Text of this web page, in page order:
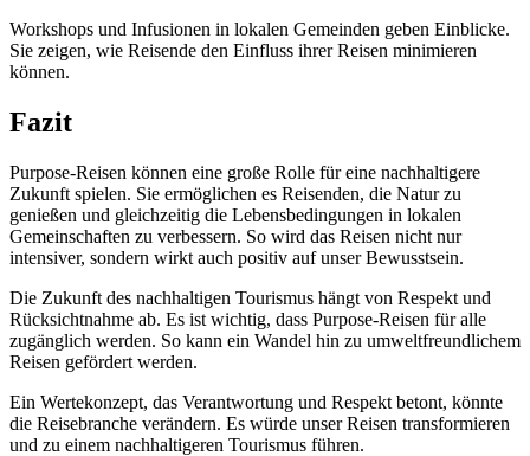
Workshops und Infusionen in lokalen Gemeinden geben Einblicke.
Sie zeigen, wie Reisende den Einfluss ihrer Reisen minimieren
können.
Fazit
Purpose-Reisen können eine große Rolle für eine nachhaltigere
Zukunft spielen. Sie ermöglichen es Reisenden, die Natur zu
genießen und gleichzeitig die Lebensbedingungen in lokalen
Gemeinschaften zu verbessern. So wird das Reisen nicht nur
intensiver, sondern wirkt auch positiv auf unser Bewusstsein.
Die Zukunft des nachhaltigen Tourismus hängt von Respekt und
Rücksichtnahme ab. Es ist wichtig, dass Purpose-Reisen für alle
zugänglich werden. So kann ein Wandel hin zu umweltfreundlichem
Reisen gefördert werden.
Ein Wertekonzept, das Verantwortung und Respekt betont, könnte
die Reisebranche verändern. Es würde unser Reisen transformieren
und zu einem nachhaltigeren Tourismus führen.